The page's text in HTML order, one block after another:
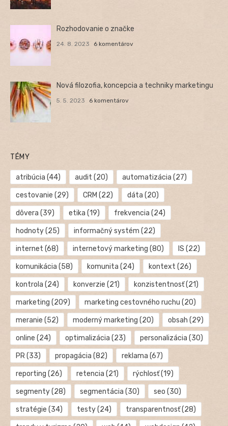
Rozhodovanie o značke
24. 8. 2023 6 komentárov
Nová filozofia, koncepcia a techniky marketingu
5. 5. 2023 6 komentárov
TÉMY
atribúcia (44) audit (20) automatizácia (27)
cestovanie (29) CRM (22) dáta (20)
dôvera (39) etika (19) frekvencia (24)
hodnoty(25) informačný systém (22)
internet (68) internetový marketing (80) IS (22)
komunikácia (58) komunita (24) kontext (26)
kontrola (24) konverzie (21) konzistentnosť(21)
marketing (209) marketing cestovného ruchu (20)
meranie (52) moderný marketing (20) obsah (29)
online (24) optimalizácia (23) personalizácia (30)
PR(33) propagácia (82) reklama (67)
reporting (26) retencia (21) rýchlosť(19)
segmenty(28) segmentácia (30) seo (30)
stratégie (34) testy(24) transparentnosť(28)